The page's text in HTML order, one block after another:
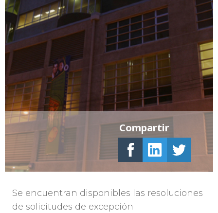
Se encuentran disponibles las resoluciones
de solicitudes de excepción
Compartir